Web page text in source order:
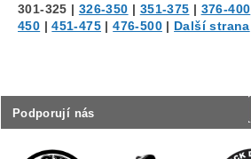
Podporují nás
301-325 | 326-350 | 351-375 | 376-400
450 |451-475 |476-500| Další strana